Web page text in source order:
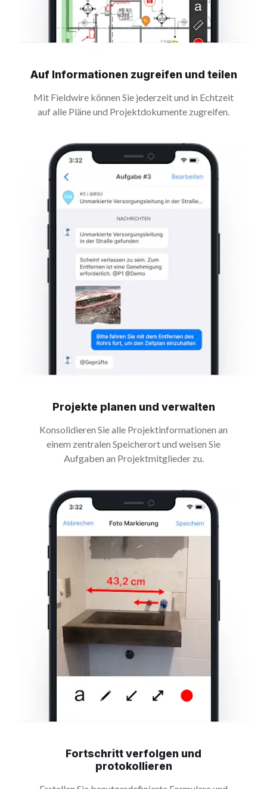
Auf Informationen zugreifen und teilen
Mit Fieldwire können Sie jederzeit und in Echtzeit
auf alle Pläne und Projektdokumente zugreifen.
Projekte planen und verwalten
Konsolidieren Sie alle Projektinformationen an
einem zentralen Speicherort und weisen Sie
Aufgaben an Projektmitglieder zu.
Fortschritt verfolgen und
protokollieren